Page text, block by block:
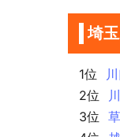
埼
1位
2位
3位